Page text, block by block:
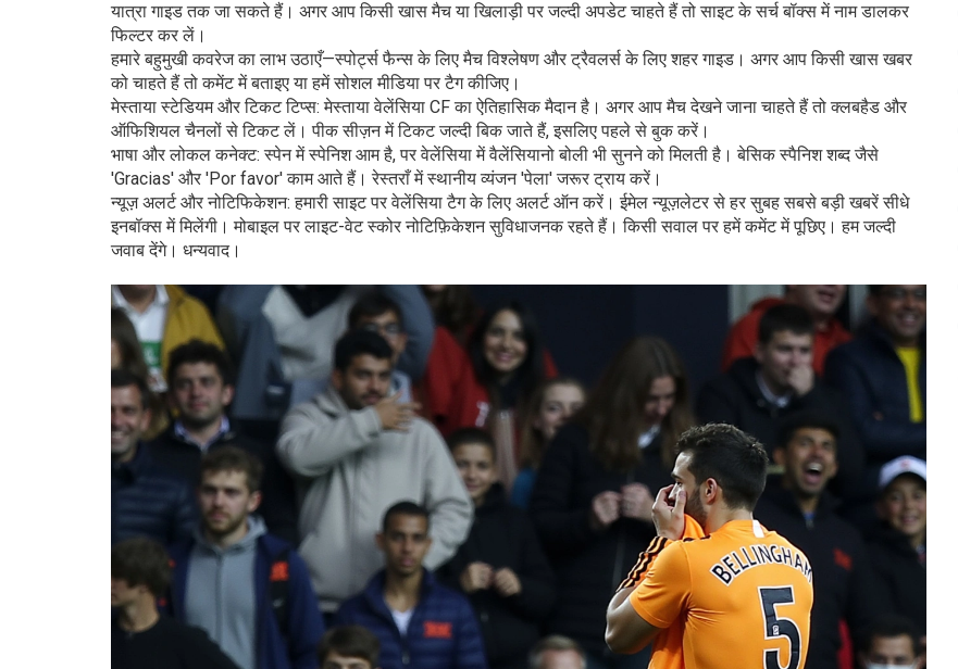
यात्रा गाइड तक जा सकते हैं। अगर आप किसी खास मैच या खिलाड़ी पर जल्दी अपडेट चाहते हैं तो साइट के सर्च बॉक्स में नाम डालकर
फिल्टर कर लें।
हमारे बहुमुखी कवरेज का लाभ उठाएँ—स्पोर्ट्स फैन्स के लिए मैच विश्लेषण और ट्रैवलर्स के लिए शहर गाइड। अगर आप किसी खास खबर
को चाहते हैं तो कमेंट में बताइए या हमें सोशल मीडिया पर टैग कीजिए।
मेस्ताया स्टेडियम और टिकट टिप्स: मेस्ताया वेलेंसिया CF का ऐतिहासिक मैदान है। अगर आप मैच देखने जाना चाहते हैं तो क्लबहैड और
ऑफिशियल चैनलों से टिकट लें। पीक सीज़न में टिकट जल्दी बिक जाते हैं, इसलिए पहले से बुक करें।
भाषा और लोकल कनेक्ट: स्पेन में स्पेनिश आम है, पर वेलेंसिया में वैलेंसियानो बोली भी सुनने को मिलती है। बेसिक स्पैनिश शब्द जैसे
'Gracias' और 'Por favor' काम आते हैं। रेस्तराँ में स्थानीय व्यंजन 'पेला' जरूर ट्राय करें।
न्यूज़ अलर्ट और नोटिफिकेशन: हमारी साइट पर वेलेंसिया टैग के लिए अलर्ट ऑन करें। ईमेल न्यूज़लेटर से हर सुबह सबसे बड़ी खबरें सीधे
इनबॉक्स में मिलेंगी। मोबाइल पर लाइट-वेट स्कोर नोटिफ़िकेशन सुविधाजनक रहते हैं। किसी सवाल पर हमें कमेंट में पूछिए। हम जल्दी
जवाब देंगे। धन्यवाद।